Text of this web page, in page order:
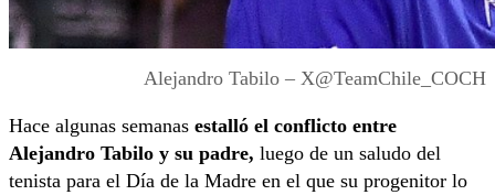
Alejandro Tabilo – X@TeamChile_COCH
Hace algunas semanas estalló el conflicto entre
Alejandro Tabilo y su padre, luego de un saludo del
tenista para el Día de la Madre en el que su progenitor lo